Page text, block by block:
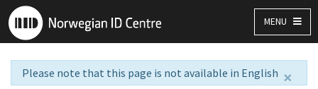
MENU
×
Please note that this page is not available in English